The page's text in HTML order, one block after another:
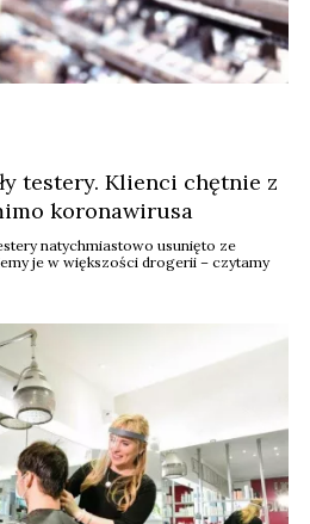
testery. Klienci chętnie z
koronawirusa
natychmiastowo usunięto ze
je w większości drogerii – czytamy